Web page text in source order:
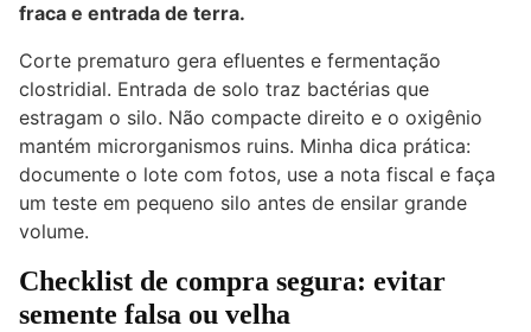
fraca e entrada de terra.
Corte prematuro gera efluentes e fermentação
clostridial. Entrada de solo traz bactérias que
estragam o silo. Não compacte direito e o oxigênio
mantém microrganismos ruins. Minha dica prática:
documente o lote com fotos, use a nota fiscal e faça
um teste em pequeno silo antes de ensilar grande
volume.
Checklist de compra segura: evitar
semente falsa ou velha